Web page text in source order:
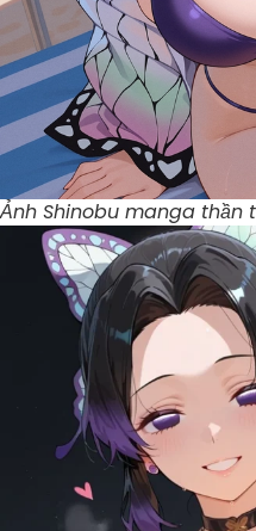
Ảnh Shinobu manga thần